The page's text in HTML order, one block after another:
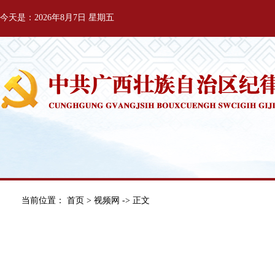
今天是：2026年8月7日 星期五
当前位置： 首页 > 视频网 -> 正文